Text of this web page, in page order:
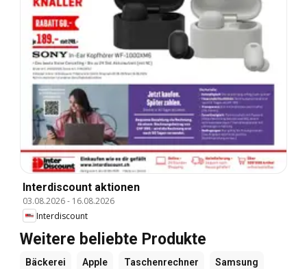
Interdiscount aktionen
03.08.2026- 16.08.2026
Interdiscount
Weitere beliebte Produkte
Bäckerei Apple Taschenrechner Samsung